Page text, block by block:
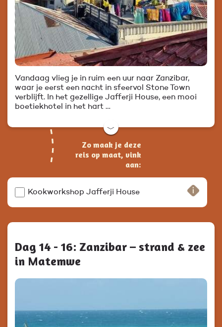
Vandaag vlieg je in ruim een uur naar Zanzibar,
waar je eerst een nacht in sfeervol Stone Town
verblijft. In het gezellige Jafferji House, een mooi
boetiekhotel in het hart …
﹀
Zo maak je deze
reis op maat, vink
aan:
Kookworkshop Jafferji House
Dag 14 - 16: Zanzibar – strand & zee
in Matemwe